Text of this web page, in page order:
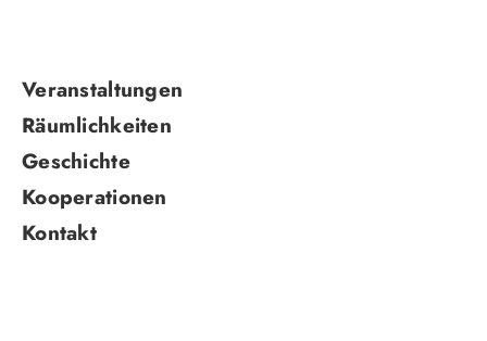
Navigation
überspringen
Veranstaltungen
Räumlichkeiten
Geschichte
Kooperationen
Kontakt